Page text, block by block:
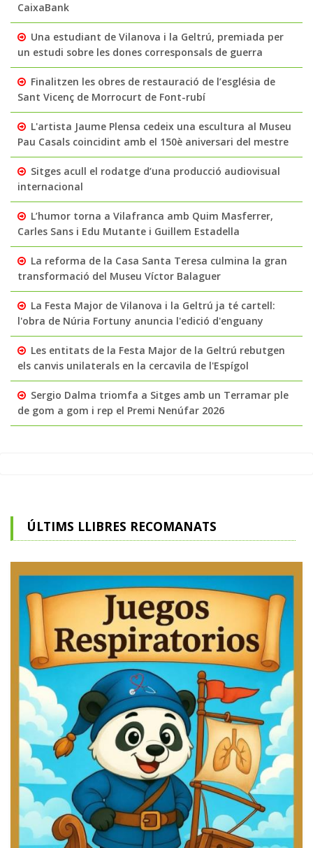
CaixaBank
Una estudiant de Vilanova i la Geltrú, premiada per
un estudi sobre les dones corresponsals de guerra
Finalitzen les obres de restauració de l’església de
Sant Vicenç de Morrocurt de Font-rubí
L'artista Jaume Plensa cedeix una escultura al Museu
Pau Casals coincidint amb el 150è aniversari del mestre
Sitges acull el rodatge d’una producció audiovisual
internacional
L’humor torna a Vilafranca amb Quim Masferrer,
Carles Sans i Edu Mutante i Guillem Estadella
La reforma de la Casa Santa Teresa culmina la gran
transformació del Museu Víctor Balaguer
La Festa Major de Vilanova i la Geltrú ja té cartell:
l'obra de Núria Fortuny anuncia l'edició d'enguany
Les entitats de la Festa Major de la Geltrú rebutgen
els canvis unilaterals en la cercavila de l'Espígol
Sergio Dalma triomfa a Sitges amb un Terramar ple
de gom a gom i rep el Premi Nenúfar 2026
ÚLTIMS LLIBRES RECOMANATS